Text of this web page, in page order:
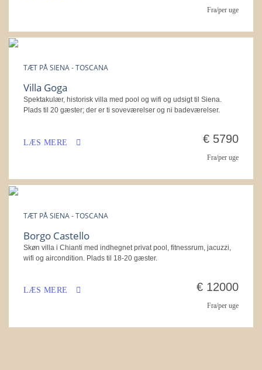
Fra/per uge
TÆT PÅ SIENA - TOSCANA
Villa Goga
Spektakulær, historisk villa med pool og wifi og udsigt til Siena.
Plads til 20 gæster; der er ti soveværelser og ni badeværelser.
LÆS MERE € 5790
Fra/per uge
TÆT PÅ SIENA - TOSCANA
Borgo Castello
Skøn villa i Chianti med indhegnet privat pool, fitnessrum, jacuzzi,
wifi og aircondition. Plads til 18-20 gæster.
LÆS MERE € 12000
Fra/per uge